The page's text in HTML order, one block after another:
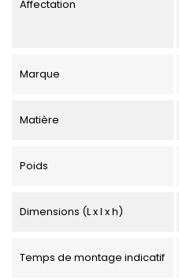
Affectation
Marque
Matière
Poids
Dimensions (L x l x h)
Temps de montage indicatif